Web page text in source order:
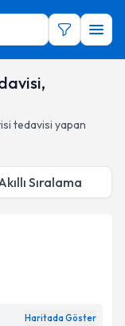
tedavisi yapan
Sıralama
Haritada Göster